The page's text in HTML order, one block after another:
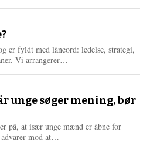
er fyldt med låneord: ledelse, strategi,
Vi arrangerer…
e
unge søger mening, bør
på, at især unge mænd er åbne for
mod at…